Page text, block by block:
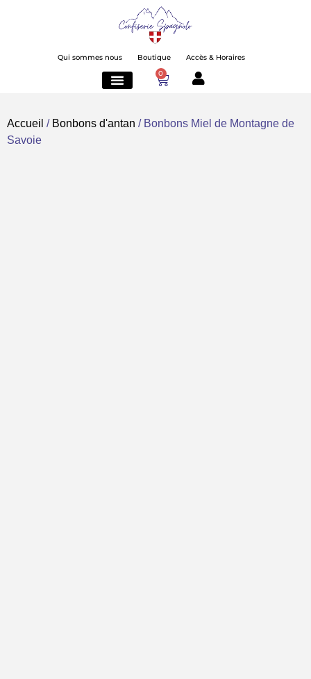
Qui sommes nous Boutique Accès & Horaires
0
Accueil / Bonbons d'antan / Bonbons Miel de Montagne de
Savoie